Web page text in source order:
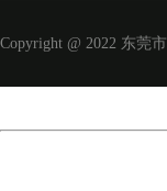
Copyright @ 2022 东莞